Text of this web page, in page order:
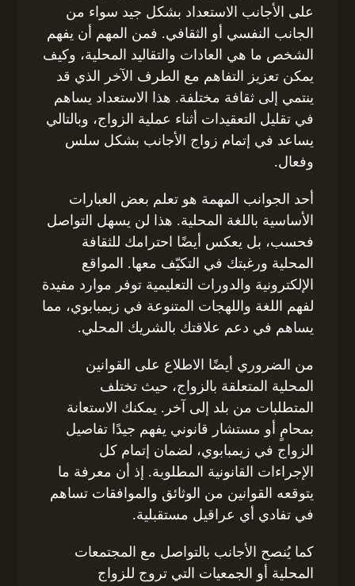
على الأجانب الاستعداد بشكل جيد سواء من
الجانب النفسي أو الثقافي. فمن المهم أن يفهم
الشخص ما هي العادات والتقاليد المحلية، وكيف
يمكن تعزيز التفاهم مع الطرف الآخر الذي قد
ينتمي إلى ثقافة مختلفة. هذا الاستعداد يساهم
في تقليل التعقيدات أثناء عملية الزواج، وبالتالي
يساعد في إتمام زواج الأجانب بشكل سلس
وفعال.
أحد الجوانب المهمة هو تعلم بعض العبارات
الأساسية باللغة المحلية. هذا لن يسهل التواصل
فحسب، بل يعكس أيضًا احترامك للثقافة
المحلية ورغبتك في التكيّف معها. المواقع
الإلكترونية والدورات التعليمية توفر موارد مفيدة
لفهم اللغة واللهجات المتنوعة في زيمبابوي، مما
يساهم في دعم علاقتك بالشريك المحلي.
من الضروري أيضًا الاطلاع على القوانين
المحلية المتعلقة بالزواج، حيث تختلف
المتطلبات من بلد إلى آخر. يمكنك الاستعانة
بمحامٍ أو مستشار قانوني يفهم جيدًا تفاصيل
الزواج في زيمبابوي، لضمان إتمام كل
الإجراءات القانونية المطلوبة. إذ أن معرفة ما
يتوقعه القوانين من الوثائق والموافقات تساهم
في تفادي أي عراقيل مستقبلية.
كما يُنصح الأجانب بالتواصل مع المجتمعات
المحلية أو الجمعيات التي تروج للزواج